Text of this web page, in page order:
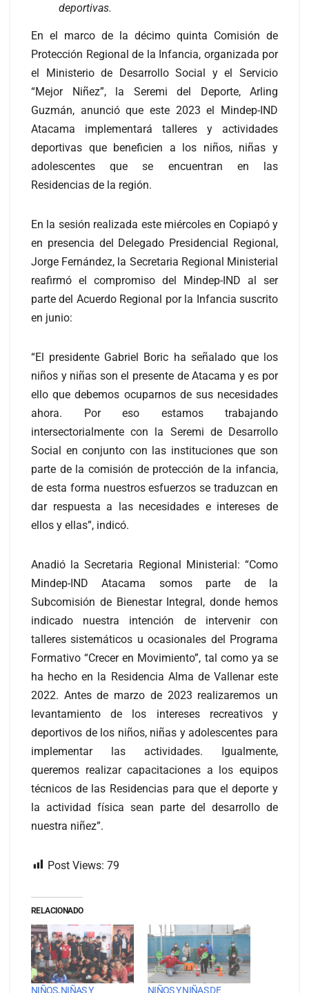
deportivas.
En el marco de la décimo quinta Comisión de
Protección Regional de la Infancia, organizada por
el Ministerio de Desarrollo Social y el Servicio
“Mejor Niñez”, la Seremi del Deporte, Arling
Guzmán, anunció que este 2023 el Mindep-IND
Atacama implementará talleres y actividades
deportivas que beneficien a los niños, niñas y
adolescentes que se encuentran en las
Residencias de la región.
En la sesión realizada este miércoles en Copiapó y
en presencia del Delegado Presidencial Regional,
Jorge Fernández, la Secretaria Regional Ministerial
reafirmó el compromiso del Mindep-IND al ser
parte del Acuerdo Regional por la Infancia suscrito
en junio:
“El presidente Gabriel Boric ha señalado que los
niños y niñas son el presente de Atacama y es por
ello que debemos ocuparnos de sus necesidades
ahora. Por eso estamos trabajando
intersectorialmente con la Seremi de Desarrollo
Social en conjunto con las instituciones que son
parte de la comisión de protección de la infancia,
de esta forma nuestros esfuerzos se traduzcan en
dar respuesta a las necesidades e intereses de
ellos y ellas”, indicó.
Anadió la Secretaria Regional Ministerial: “Como
Mindep-IND Atacama somos parte de la
Subcomisión de Bienestar Integral, donde hemos
indicado nuestra intención de intervenir con
talleres sistemáticos u ocasionales del Programa
Formativo “Crecer en Movimiento”, tal como ya se
ha hecho en la Residencia Alma de Vallenar este
2022. Antes de marzo de 2023 realizaremos un
levantamiento de los intereses recreativos y
deportivos de los niños, niñas y adolescentes para
implementar las actividades. Igualmente,
queremos realizar capacitaciones a los equipos
técnicos de las Residencias para que el deporte y
la actividad física sean parte del desarrollo de
nuestra niñez”.
Post Views: 79
RELACIONADO
NIÑOS, NIÑAS Y NIÑOS Y NIÑAS DE